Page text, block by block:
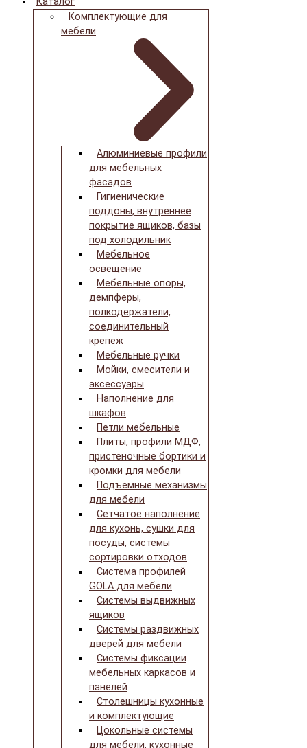
Комплектующие для
мебели
Алюминиевые профили
для мебельных
фасадов
Гигиенические
поддоны, внутреннее
покрытие ящиков, базы
под холодильник
Мебельное
освещение
Мебельные опоры,
демпферы,
полкодержатели,
соединительный
крепеж
Мебельные ручки
Мойки, смесители и
аксессуары
Наполнение для
шкафов
Петли мебельные
Плиты, профили МДФ,
пристеночные бортики и
кромки для мебели
Подъемные механизмы
для мебели
Сетчатое наполнение
для кухонь, сушки для
посуды, системы
сортировки отходов
Система профилей
GOLA для мебели
Системы выдвижных
ящиков
Системы раздвижных
дверей для мебели
Системы фиксации
мебельных каркасов и
панелей
Столешницы кухонные
и комплектующие
Цокольные системы
для мебели, кухонные